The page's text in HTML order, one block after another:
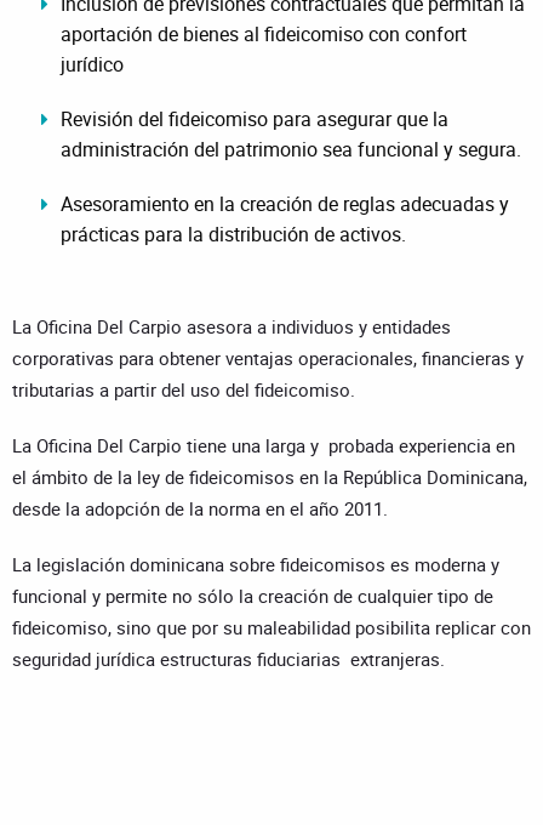
aportación de bienes al fideicomiso con confort
jurídico
Revisión del fideicomiso para asegurar que la
administración del patrimonio sea funcional y segura.
Asesoramiento en la creación de reglas adecuadas y
prácticas para la distribución de activos.
La Oficina Del Carpio asesora a individuos y entidades
corporativas para obtener ventajas operacionales, financieras y
tributarias a partir del uso del fideicomiso.
La Oficina Del Carpio tiene una larga y probada experiencia en
el ámbito de la ley de fideicomisos en la República Dominicana,
desde la adopción de la norma en el año 2011.
La legislación dominicana sobre fideicomisos es moderna y
funcional y permite no sólo la creación de cualquier tipo de
fideicomiso, sino que por su maleabilidad posibilita replicar con
seguridad jurídica estructuras fiduciarias extranjeras.